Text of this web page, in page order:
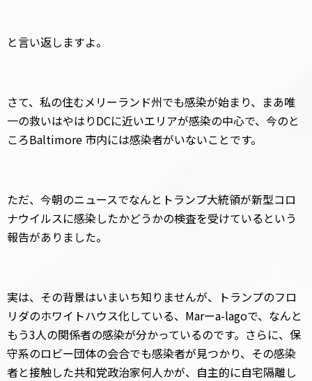
と言い返しますよ。
さて、私の住むメリーランド州でも感染が始まり、まあ唯
一の救いはやはりDCに近いエリアが感染の中心で、今のと
ころBaltimore 市内には感染者がいないことです。
ただ、今朝のニュースでなんとトランプ大統領が新型コロ
ナウイルスに感染したかどうかの検査を受けているという
報告がありました。
実は、その背景はいまいち知りませんが、トランプのフロ
リダのホワイトハウス化している、Marーa-lagoで、なんと
もう3人の関係者の感染が分かっているのです。さらに、保
守系のロビー団体の会合でも感染者が見つかり、その感染
者と接触した共和党政治家何人かが、自主的に自宅隔離し